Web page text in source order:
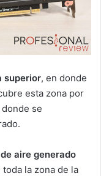
superior, en donde
esta zona por
se
aire generado
la zona de la